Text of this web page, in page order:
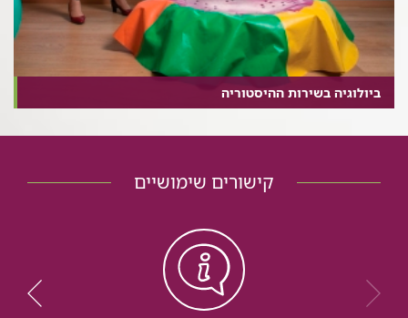
ביולוגיה בשירות ההיסטוריה
קישורים שימושיים